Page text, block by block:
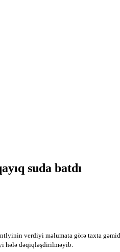
suda batdı
verdiyi məlumata görə taxta
hələ dəqiqləşdirilməyib.